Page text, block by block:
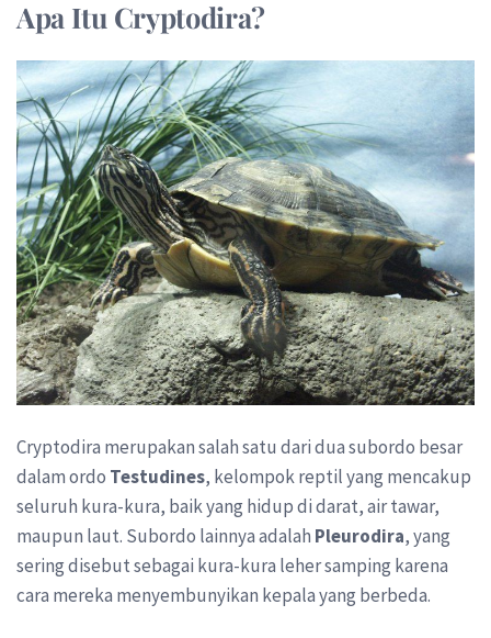
Apa Itu Cryptodira?
Cryptodira merupakan salah satu dari dua subordo besar
dalam ordo Testudines, kelompok reptil yang mencakup
seluruh kura-kura, baik yang hidup di darat, air tawar,
maupun laut. Subordo lainnya adalah Pleurodira, yang
sering disebut sebagai kura-kura leher samping karena
cara mereka menyembunyikan kepala yang berbeda.